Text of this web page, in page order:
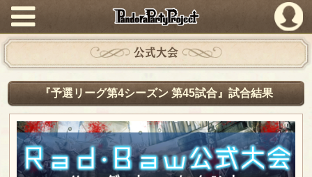
PandoraPartyProject
公式大会
『予選リーグ第4シーズン 第45試合』試合結果